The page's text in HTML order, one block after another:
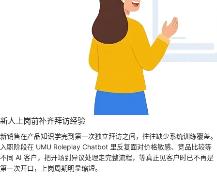
新人上岗前补齐拜访经验
新销售在产品知识学完到第一次独立拜访之间，往往缺少系统训练覆盖。
入职阶段在 UMU Roleplay Chatbot 里反复面对价格敏感、竞品比较等
不同 AI 客户，把开场到异议处理走完整流程，等真正见客户时已不再是
第一次开口，上岗周期明显缩短。